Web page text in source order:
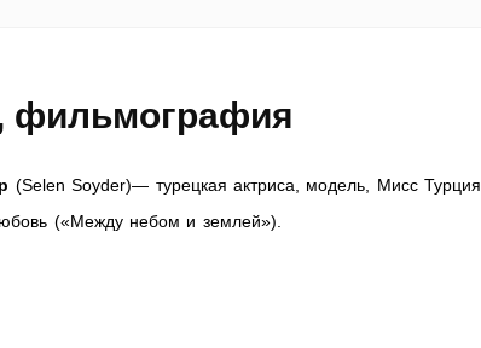
фильмография
(Selen Soyder)— турецкая актриса, модель, Мисс Турция
(«Между небом и землей»).